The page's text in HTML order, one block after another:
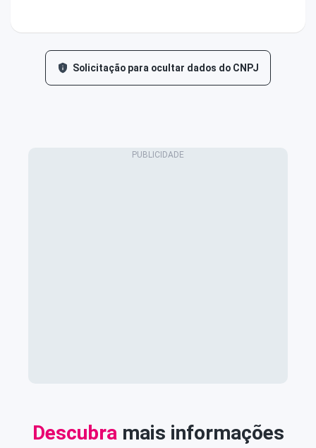
Solicitação para ocultar dados do CNPJ
Descubra mais informações